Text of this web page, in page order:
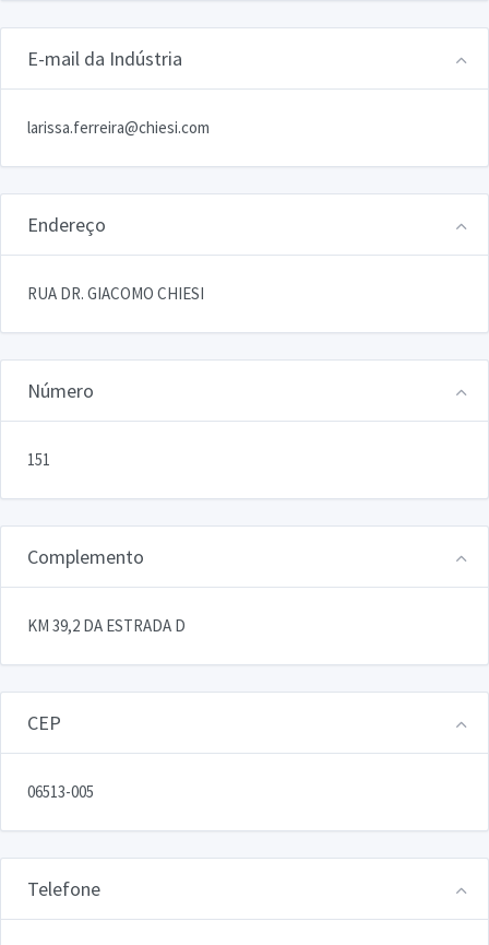
E-mail da Indústria
larissa.ferreira@chiesi.com
Endereço
RUA DR. GIACOMO CHIESI
Número
151
Complemento
KM 39,2 DA ESTRADA D
CEP
06513-005
Telefone